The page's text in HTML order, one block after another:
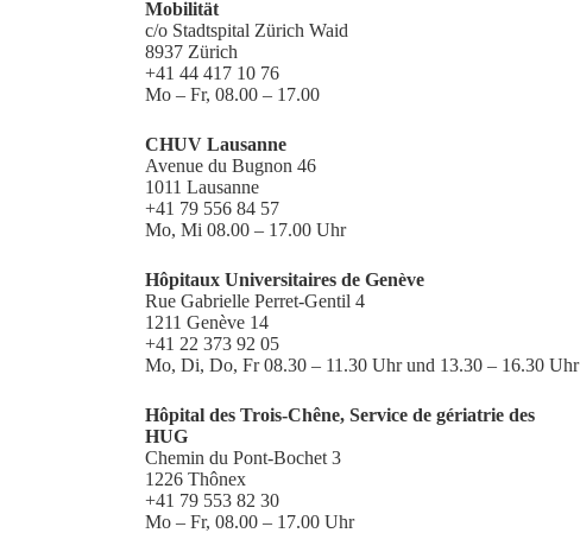
Mobilität
c/o Stadtspital Zürich Waid
8937 Zürich
+41 44 417 10 76
Mo – Fr, 08.00 – 17.00
CHUV Lausanne
Avenue du Bugnon 46
1011 Lausanne
+41 79 556 84 57
Mo, Mi 08.00 – 17.00 Uhr
Hôpitaux Universitaires de Genève
Rue Gabrielle Perret-Gentil 4
1211 Genève 14
+41 22 373 92 05
Mo, Di, Do, Fr 08.30 – 11.30 Uhr und 13.30 – 16.30 Uhr
Hôpital des Trois-Chêne, Service de gériatrie des
HUG
Chemin du Pont-Bochet 3
1226 Thônex
+41 79 553 82 30
Mo – Fr, 08.00 – 17.00 Uhr